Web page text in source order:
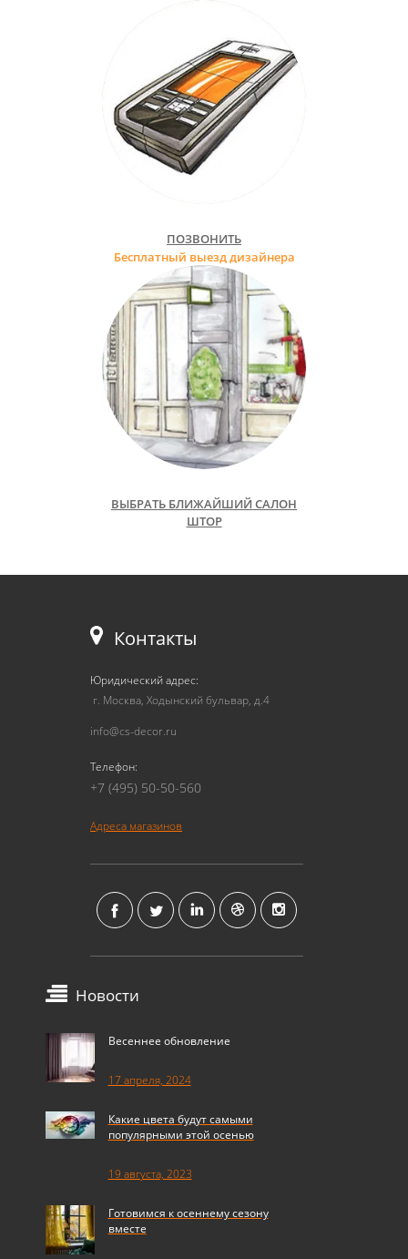
ПОЗВОНИТЬ
Бесплатный выезд дизайнера
ВЫБРАТЬ БЛИЖАЙШИЙ САЛОН
ШТОР
Контакты
Юридический адрес:
г. Москва, Ходынский бульвар, д.4
info@cs-decor.ru
Телефон:
+7 (495) 50-50-560
Адреса магазинов
Новости
Весеннее обновление
17 апреля, 2024
Какие цвета будут самыми
популярными этой осенью
19 августа, 2023
Готовимся к осеннему сезону
вместе